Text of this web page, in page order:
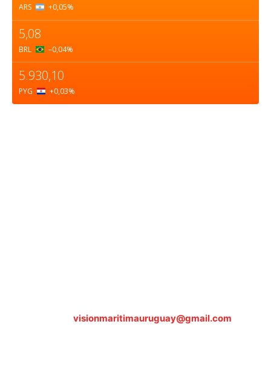
ARS +0,05%
5,08
BRL –0,04%
5.930,10
PYG +0,03%
visionmaritimauruguay@gmail.com